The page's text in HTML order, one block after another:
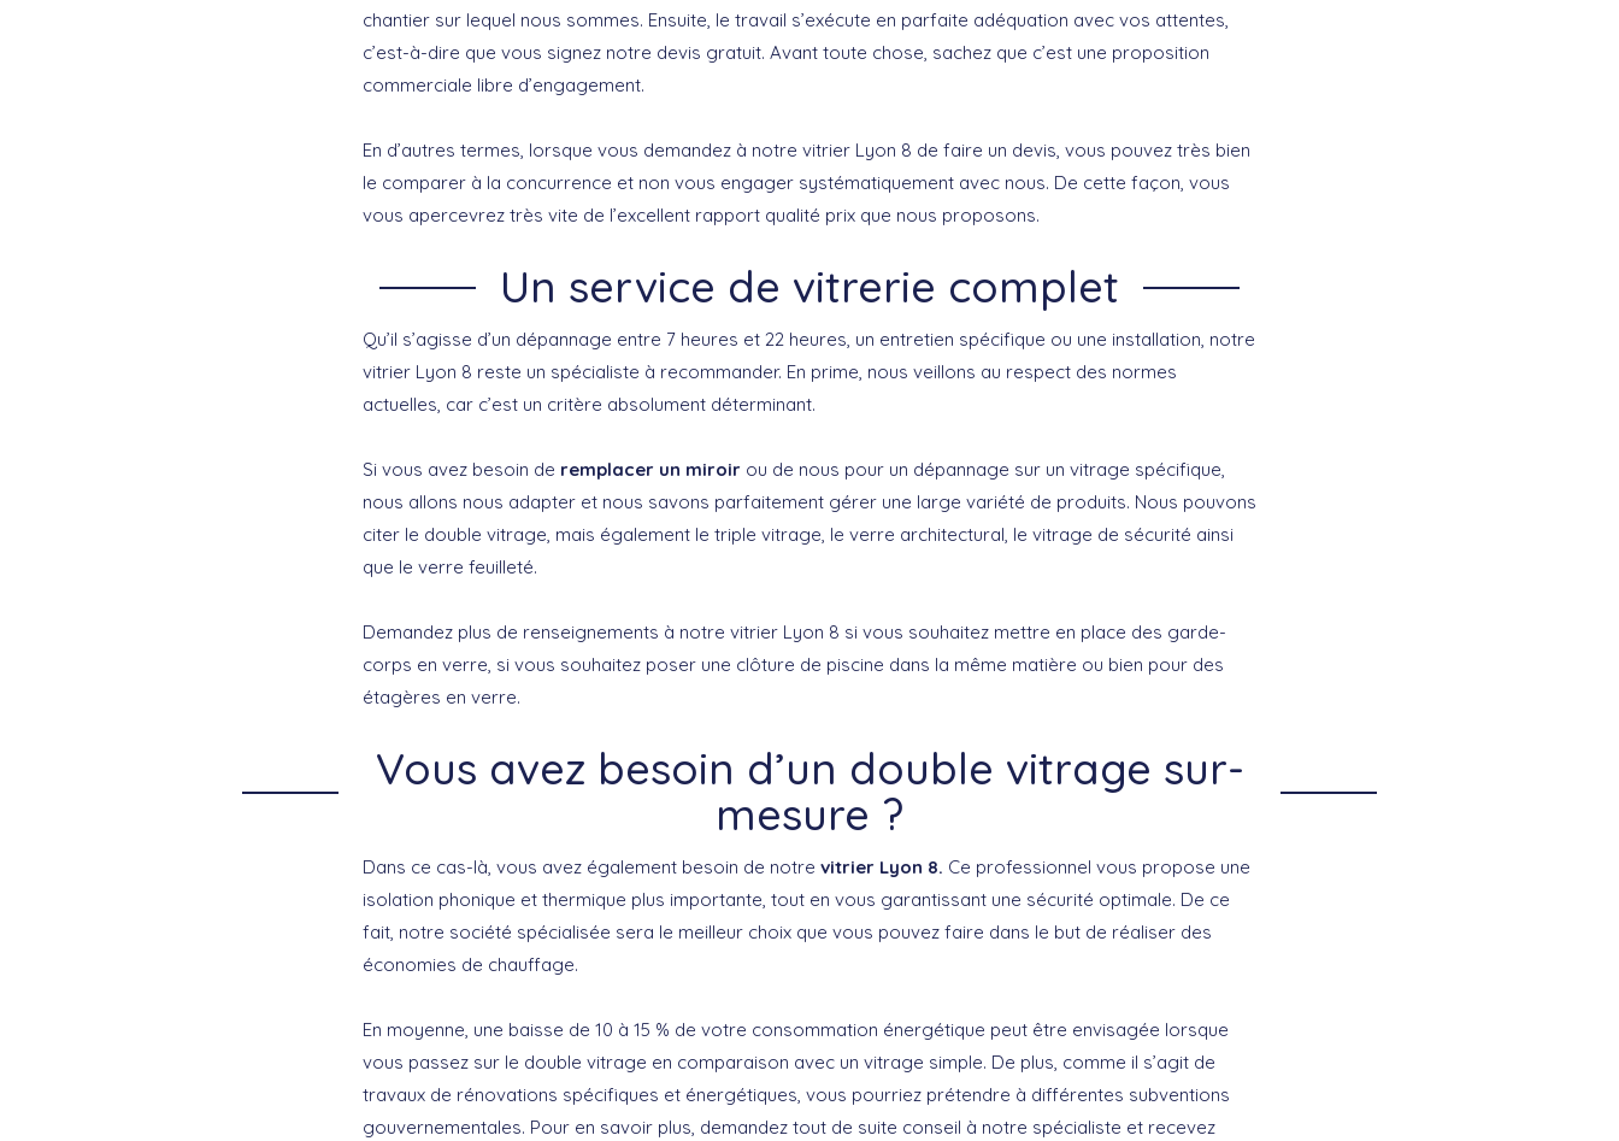
chantier sur lequel nous sommes. Ensuite, le travail s’exécute en parfaite adéquation avec vos attentes,
c’est-à-dire que vous signez notre devis gratuit. Avant toute chose, sachez que c’est une proposition
commerciale libre d’engagement.
En d’autres termes, lorsque vous demandez à notre vitrier Lyon 8 de faire un devis, vous pouvez très bien
le comparer à la concurrence et non vous engager systématiquement avec nous. De cette façon, vous
vous apercevrez très vite de l’excellent rapport qualité prix que nous proposons.
Un service de vitrerie complet
Qu’il s’agisse d’un dépannage entre 7 heures et 22 heures, un entretien spécifique ou une installation, notre
vitrier Lyon 8 reste un spécialiste à recommander. En prime, nous veillons au respect des normes
actuelles, car c’est un critère absolument déterminant.
Si vous avez besoin de remplacer un miroir ou de nous pour un dépannage sur un vitrage spécifique,
nous allons nous adapter et nous savons parfaitement gérer une large variété de produits. Nous pouvons
citer le double vitrage, mais également le triple vitrage, le verre architectural, le vitrage de sécurité ainsi
que le verre feuilleté.
Demandez plus de renseignements à notre vitrier Lyon 8 si vous souhaitez mettre en place des garde-
corps en verre, si vous souhaitez poser une clôture de piscine dans la même matière ou bien pour des
étagères en verre.
Vous avez besoin d’un double vitrage sur-
mesure ?
Dans ce cas-là, vous avez également besoin de notre vitrier Lyon 8. Ce professionnel vous propose une
isolation phonique et thermique plus importante, tout en vous garantissant une sécurité optimale. De ce
fait, notre société spécialisée sera le meilleur choix que vous pouvez faire dans le but de réaliser des
économies de chauffage.
En moyenne, une baisse de 10 à 15 % de votre consommation énergétique peut être envisagée lorsque
vous passez sur le double vitrage en comparaison avec un vitrage simple. De plus, comme il s’agit de
travaux de rénovations spécifiques et énergétiques, vous pourriez prétendre à différentes subventions
gouvernementales. Pour en savoir plus, demandez tout de suite conseil à notre spécialiste et recevez